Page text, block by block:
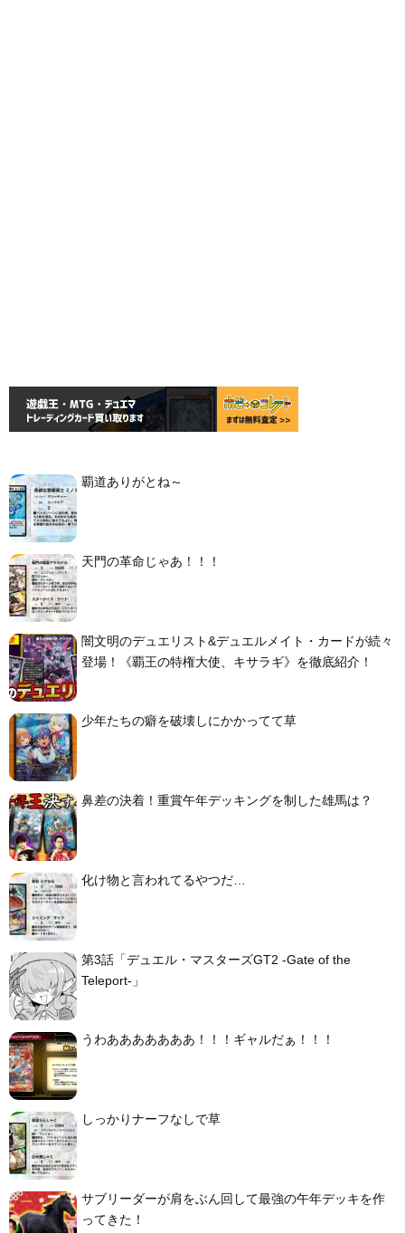
覇道ありがとね～
天門の革命じゃあ！！！
闇文明のデュエリスト&デュエルメイト・カードが続々
登場！《覇王の特権大使、キサラギ》を徹底紹介！
少年たちの癖を破壊しにかかってて草
鼻差の決着！重賞午年デッキングを制した雄馬は？
化け物と言われてるやつだ…
第3話「デュエル・マスターズGT2 -Gate of the
Teleport-」
うわあああああああ！！！ギャルだぁ！！！
しっかりナーフなしで草
サブリーダーが肩をぶん回して最強の午年デッキを作
ってきた！